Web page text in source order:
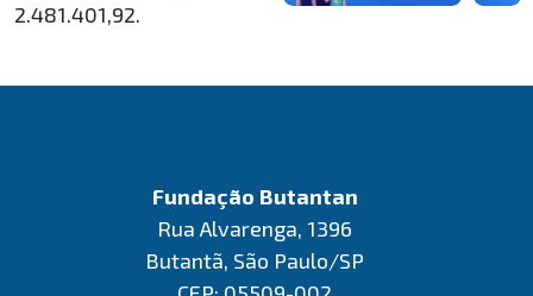
2.481.401,92.
Fundação Butantan
Rua Alvarenga, 1396
Butantã, São Paulo/SP